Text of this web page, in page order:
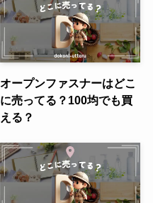
オープンファスナーはどこ
に売ってる？100均でも買
える？